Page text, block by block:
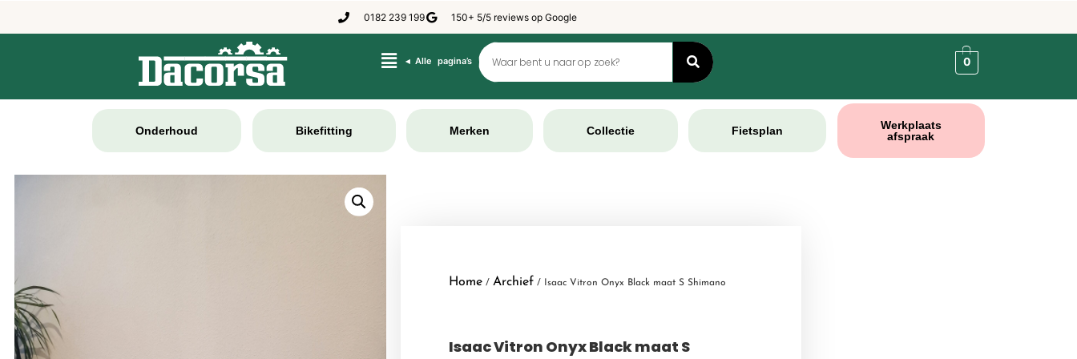
0182 239 199 150+ 5/5 reviews op Google
◂ Alle pagina’s 0
Werkplaats
afspraak
Fietsplan
Collectie
Merken
Bikefitting
Onderhoud
Home / Archief / Isaac Vitron Onyx Black maat S Shimano
Isaac Vitron Onyx Black maat S